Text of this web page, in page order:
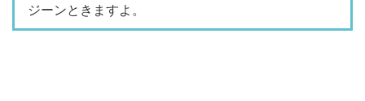
ジーンときますよ。